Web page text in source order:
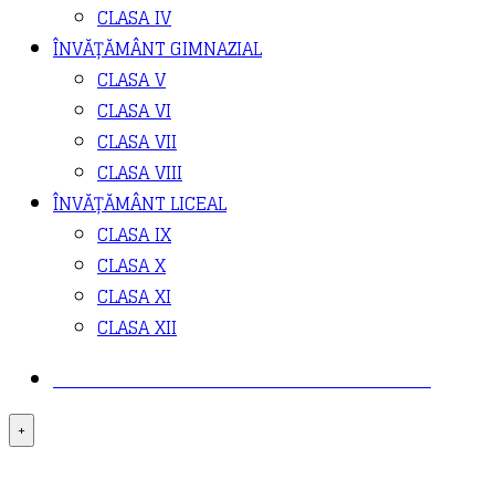
CLASA IV
ÎNVĂȚĂMÂNT GIMNAZIAL
CLASA V
CLASA VI
CLASA VII
CLASA VIII
ÎNVĂȚĂMÂNT LICEAL
CLASA IX
CLASA X
CLASA XI
CLASA XII
PLANIFICĂRI DE LA EDITURA BOOKLET
+